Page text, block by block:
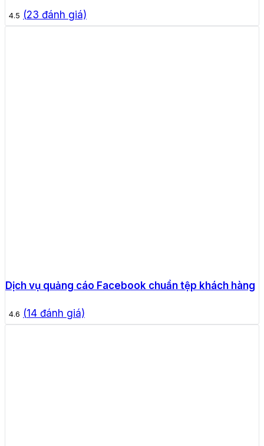
4.5 (23 đánh giá)
Dịch vụ quảng cáo Facebook chuẩn tệp khách hàng
4.6 (14 đánh giá)